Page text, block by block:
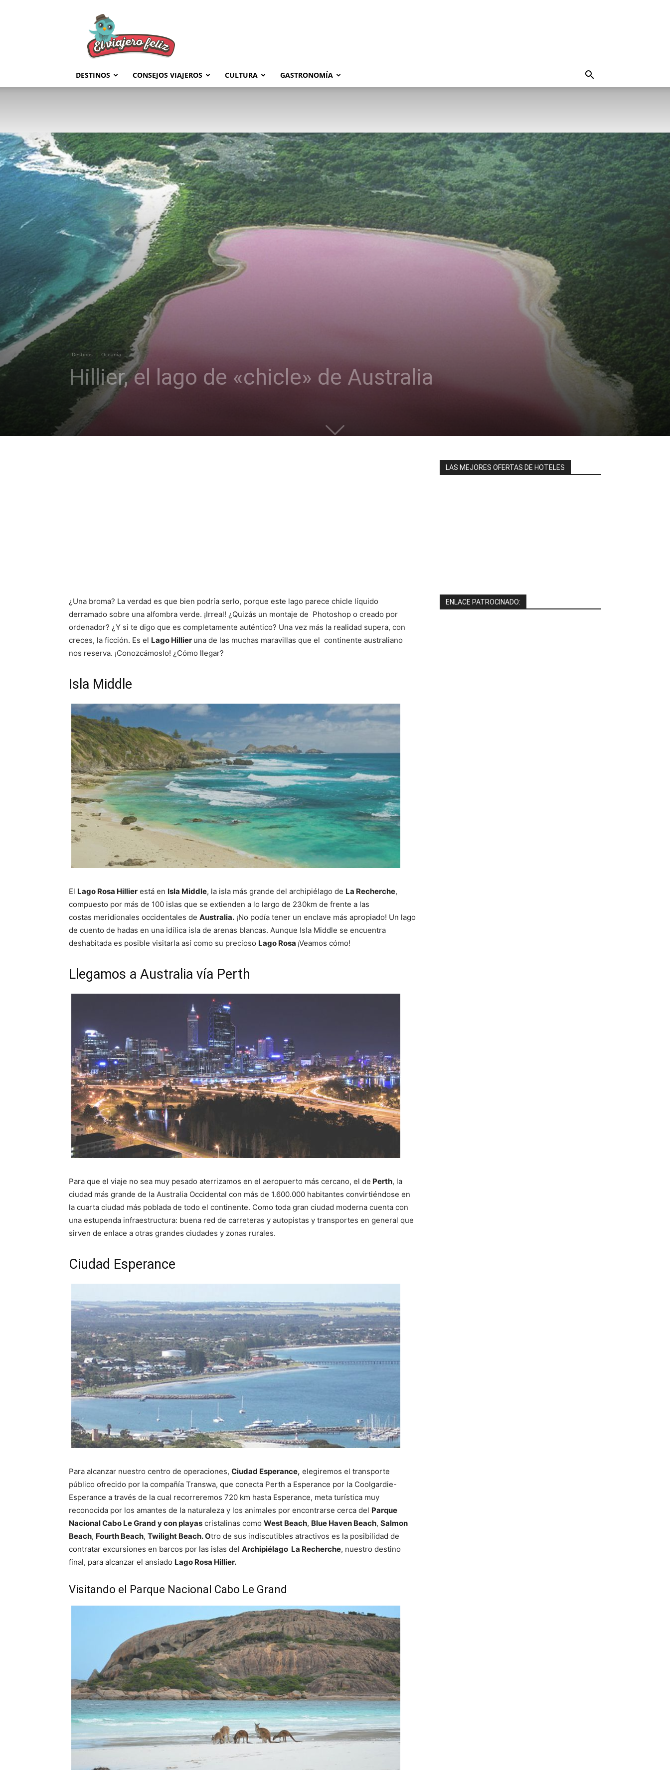
Feliz
DESTINOS CONSEJOS VIAJEROS CULTURA GASTRONOMÍA
Destinos Oceanía
Hillier, el lago de «chicle» de Australia
¿Una broma? La verdad es que bien podría serlo, porque este lago parece chicle líquido
derramado sobre una alfombra verde. ¡Irreal! ¿Quizás un montaje de Photoshop o creado por
ordenador? ¿Y si te digo que es completamente auténtico? Una vez más la realidad supera, con
creces, la ficción. Es el Lago Hillier una de las muchas maravillas que el continente australiano
nos reserva. ¡Conozcámoslo! ¿Cómo llegar?
Isla Middle
El Lago Rosa Hillier está en Isla Middle, la isla más grande del archipiélago de La Recherche,
compuesto por más de 100 islas que se extienden a lo largo de 230km de frente a las
costas meridionales occidentales de Australia. ¡No podía tener un enclave más apropiado! Un lago
de cuento de hadas en una idílica isla de arenas blancas. Aunque Isla Middle se encuentra
deshabitada es posible visitarla así como su precioso Lago Rosa ¡Veamos cómo!
Llegamos a Australia vía Perth
Para que el viaje no sea muy pesado aterrizamos en el aeropuerto más cercano, el de Perth, la
ciudad más grande de la Australia Occidental con más de 1.600.000 habitantes convirtiéndose en
la cuarta ciudad más poblada de todo el continente. Como toda gran ciudad moderna cuenta con
una estupenda infraestructura: buena red de carreteras y autopistas y transportes en general que
sirven de enlace a otras grandes ciudades y zonas rurales.
Ciudad Esperance
Para alcanzar nuestro centro de operaciones, Ciudad Esperance, elegiremos el transporte
público ofrecido por la compañía Transwa, que conecta Perth a Esperance por la Coolgardie-
Esperance a través de la cual recorreremos 720 km hasta Esperance, meta turística muy
reconocida por los amantes de la naturaleza y los animales por encontrarse cerca del Parque
Nacional Cabo Le Grand y con playas cristalinas como West Beach, Blue Haven Beach, Salmon
Beach, Fourth Beach, Twilight Beach. Otro de sus indiscutibles atractivos es la posibilidad de
contratar excursiones en barcos por las islas del Archipiélago La Recherche, nuestro destino
final, para alcanzar el ansiado Lago Rosa Hillier.
Visitando el Parque Nacional Cabo Le Grand
LAS MEJORES OFERTAS DE HOTELES
ENLACE PATROCINADO: